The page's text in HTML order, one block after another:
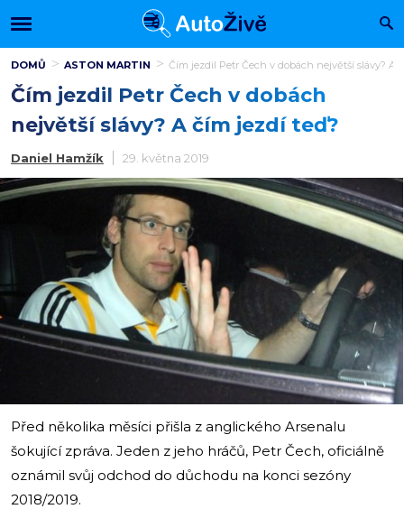
DOMŮ ASTON MARTIN Čím jezdil Petr Čech v dobách největší slávy? A
Čím jezdil Petr Čech v dobách
největší slávy? A čím jezdí teď?
Daniel Hamžík 29. května 2019
Před několika měsíci přišla z anglického Arsenalu
šokující zpráva. Jeden z jeho hráčů, Petr Čech, oficiálně
oznámil svůj odchod do důchodu na konci sezóny
2018/2019.